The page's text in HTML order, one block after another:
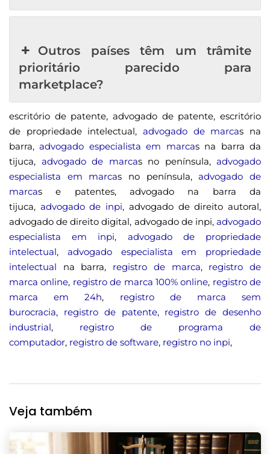
Outros países têm um trâmite
prioritário parecido para
marketplace?
escritório de patente, advogado de patente, escritório
de propriedade intelectual, advogado de marcas na
barra,advogado especialista em marcas na barra da
tijuca, advogado de marcas no península, advogado
especialista em marcas no península,advogado de
marcas e patentes, advogado na barra da
tijuca, advogado de inpi, advogado de direito autoral,
advogado de direito digital, advogado de inpi, advogado
especialista em inpi, advogado de propriedade
intelectual, advogado especialista em propriedade
intelectual na barra, registro de marca, registro de
marca online, registro de marca 100% online, registro de
marca em 24h, registro de marca sem
burocracia, registro de patente, registro de desenho
industrial, registro de programa de
computador, registro de software, registro no inpi,
Veja também